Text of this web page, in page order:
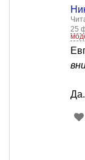
25